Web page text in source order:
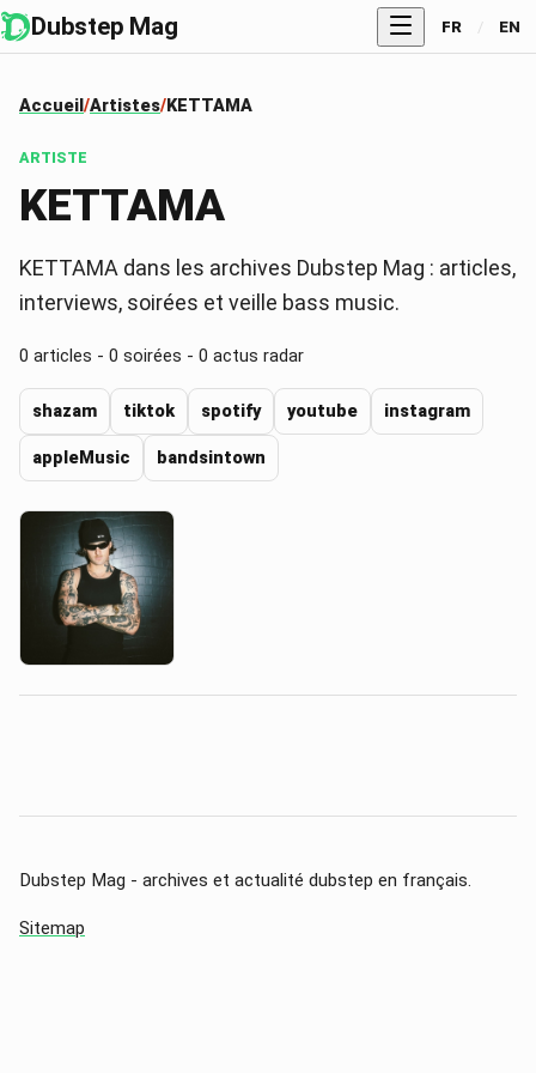
Dubstep Mag FR / EN
Accueil Artistes KETTAMA
ARTISTE
KETTAMA
KETTAMA dans les archives Dubstep Mag : articles,
interviews, soirées et veille bass music.
0 articles - 0 soirées - 0 actus radar
shazam tiktok spotify youtube instagram
appleMusic bandsintown
Dubstep Mag - archives et actualité dubstep en français.
Sitemap